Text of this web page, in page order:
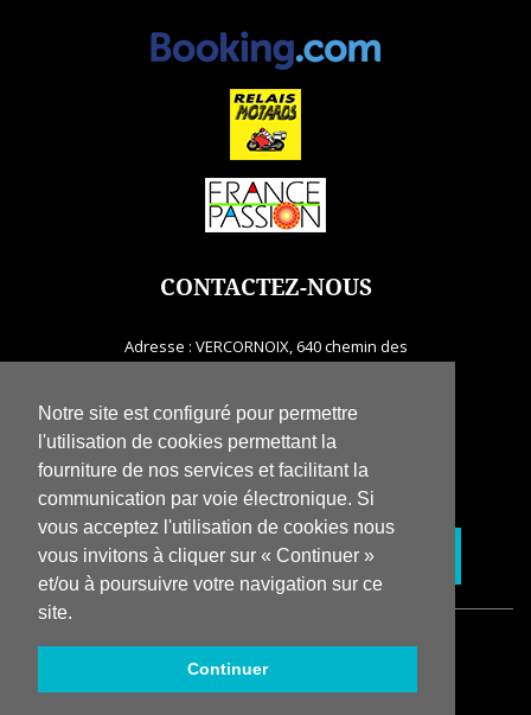
Notre site est configuré pour permettre
l'utilisation de cookies permettant la
fourniture de nos services et facilitant la
communication par voie électronique. Si
vous acceptez l'utilisation de cookies nous
vous invitons à cliquer sur « Continuer »
et/ou à poursuivre votre navigation sur ce
site.
Continuer
CONTACTEZ-NOUS
Adresse : VERCORNOIX, 640 chemin des
Granges Buissières
Tél. 06 10 03 02 19
Email :vercornoix@gmail.com
Réserver votre séjour
Copyright © Séjour Insolite - 2018
Création TooEasy